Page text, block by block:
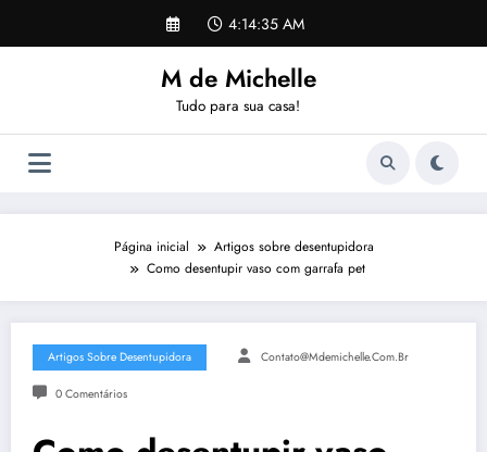
o
4:14:35 AM
M de Michelle
Tudo para sua casa!
Página inicial
Artigos sobre desentupidora
Como desentupir vaso com garrafa pet
Artigos Sobre Desentupidora Contato@mdemichelle.com.br
0 Comentários